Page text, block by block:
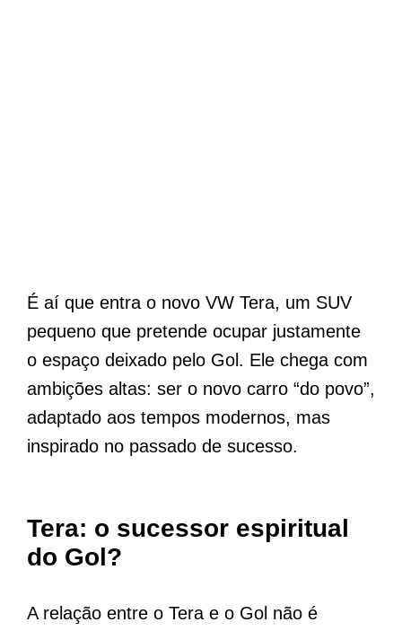
É aí que entra o novo VW Tera, um SUV
pequeno que pretende ocupar justamente
o espaço deixado pelo Gol. Ele chega com
ambições altas: ser o novo carro “do povo”,
adaptado aos tempos modernos, mas
inspirado no passado de sucesso.
Tera: o sucessor espiritual
do Gol?
A relação entre o Tera e o Gol não é